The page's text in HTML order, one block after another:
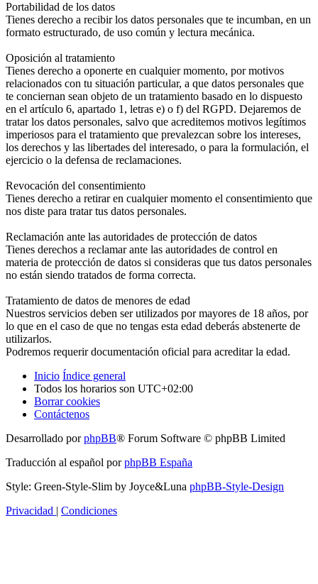
Portabilidad de los datos
Tienes derecho a recibir los datos personales que te incumban, en un
formato estructurado, de uso común y lectura mecánica.
Oposición al tratamiento
Tienes derecho a oponerte en cualquier momento, por motivos
relacionados con tu situación particular, a que datos personales que
te conciernan sean objeto de un tratamiento basado en lo dispuesto
en el artículo 6, apartado 1, letras e) o f) del RGPD. Dejaremos de
tratar los datos personales, salvo que acreditemos motivos legítimos
imperiosos para el tratamiento que prevalezcan sobre los intereses,
los derechos y las libertades del interesado, o para la formulación, el
ejercicio o la defensa de reclamaciones.
Revocación del consentimiento
Tienes derecho a retirar en cualquier momento el consentimiento que
nos diste para tratar tus datos personales.
Reclamación ante las autoridades de protección de datos
Tienes derechos a reclamar ante las autoridades de control en
materia de protección de datos si consideras que tus datos personales
no están siendo tratados de forma correcta.
Tratamiento de datos de menores de edad
Nuestros servicios deben ser utilizados por mayores de 18 años, por
lo que en el caso de que no tengas esta edad deberás abstenerte de
utilizarlos.
Podremos requerir documentación oficial para acreditar la edad.
Inicio Índice general
Todos los horarios son UTC+02:00
Borrar cookies
Contáctenos
Desarrollado porphpBB® Forum Software © phpBB Limited
Traducción al español porphpBB España
Style: Green-Style-Slim by Joyce&Luna phpBB-Style-Design
Privacidad | Condiciones